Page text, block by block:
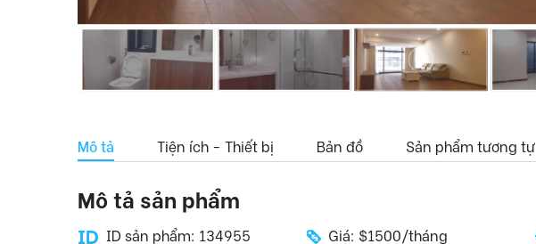
Mô tả Tiện ích - Thiết bị Bản đồ Sản phẩm tương tự
Mô tả sản phẩm
ID sản phẩm: 134955 Giá: $1500/tháng